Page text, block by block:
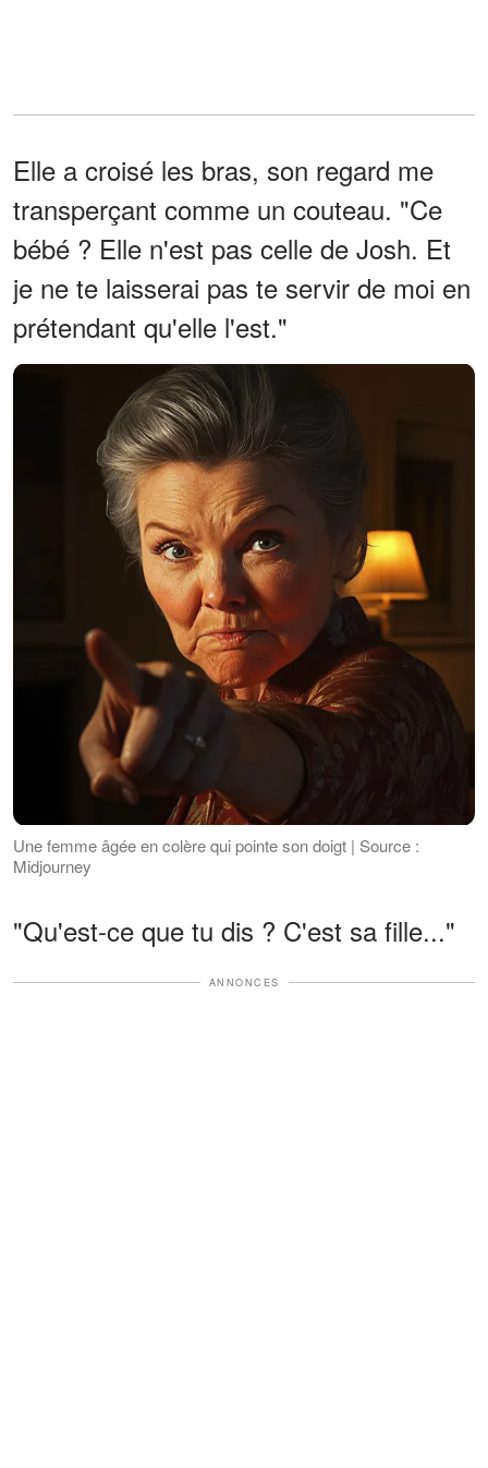
Elle a croisé les bras, son regard me
transperçant comme un couteau. "Ce
bébé ? Elle n'est pas celle de Josh. Et
je ne te laisserai pas te servir de moi en
prétendant qu'elle l'est."
Une femme âgée en colère qui pointe son doigt | Source :
Midjourney
"Qu'est-ce que tu dis ? C'est sa fille..."
ANNONCES